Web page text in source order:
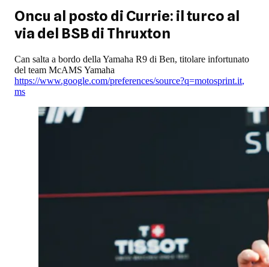
Oncu al posto di Currie: il turco al
via del BSB di Thruxton
Can salta a bordo della Yamaha R9 di Ben, titolare infortunato
del team McAMS Yamaha
https://www.google.com/preferences/source?q=motosprint.it,
ms